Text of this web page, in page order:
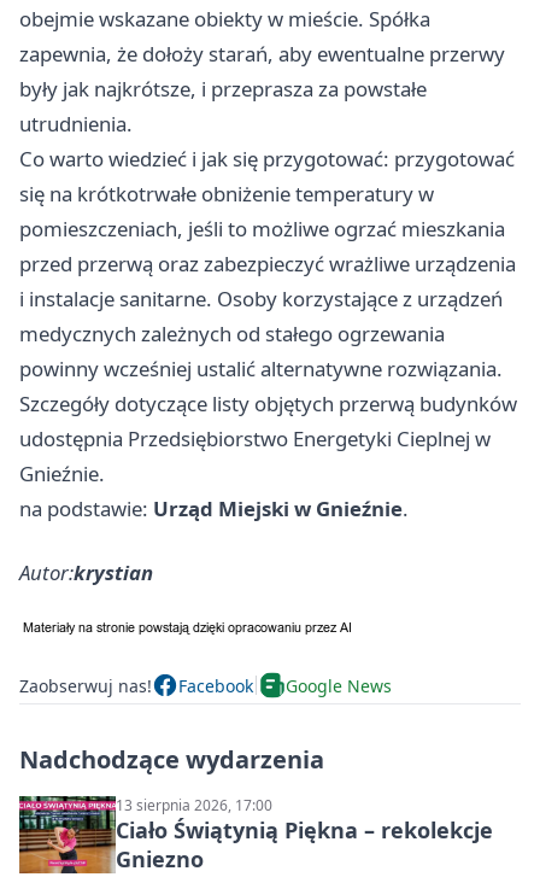
obejmie wskazane obiekty w mieście. Spółka
zapewnia, że dołoży starań, aby ewentualne przerwy
były jak najkrótsze, i przeprasza za powstałe
utrudnienia.
Co warto wiedzieć i jak się przygotować: przygotować
się na krótkotrwałe obniżenie temperatury w
pomieszczeniach, jeśli to możliwe ogrzać mieszkania
przed przerwą oraz zabezpieczyć wrażliwe urządzenia
i instalacje sanitarne. Osoby korzystające z urządzeń
medycznych zależnych od stałego ogrzewania
powinny wcześniej ustalić alternatywne rozwiązania.
Szczegóły dotyczące listy objętych przerwą budynków
udostępnia Przedsiębiorstwo Energetyki Cieplnej w
Gnieźnie.
na podstawie: Urząd Miejski w Gnieźnie.
Autor:krystian
Zaobserwuj nas! Facebook Google News
Nadchodzące wydarzenia
13 sierpnia 2026, 17:00
Ciało Świątynią Piękna – rekolekcje
Gniezno